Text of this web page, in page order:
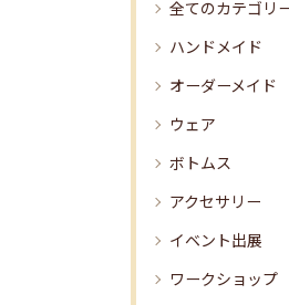
全てのカテゴリ
ハンドメイド
オーダーメイド
ウェア
ボトムス
アクセサリー
イベント出展
ワークショップ